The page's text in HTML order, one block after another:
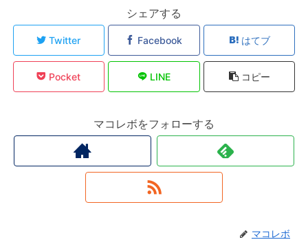
シェアする
Twitter Facebook はてブ
Pocket LINE コピー
マコレボをフォローする
マコレボ